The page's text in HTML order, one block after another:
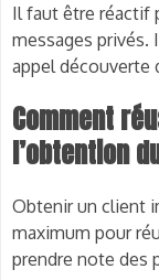
Il faut être réactif
messages privés.
appel découverte
Comment
l’obtention
Obtenir un client
maximum pour
prendre note des